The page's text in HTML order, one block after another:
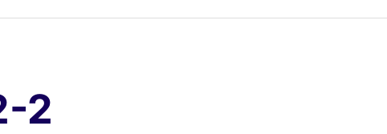
2